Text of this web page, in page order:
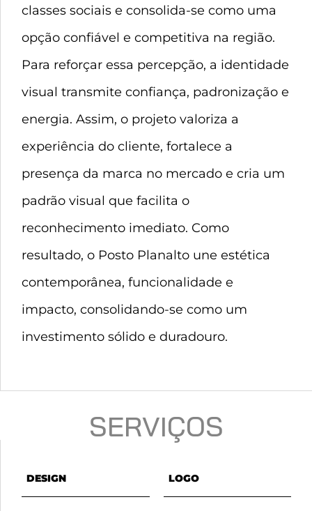
classes sociais e consolida-se como uma
opção confiável e competitiva na região.
Para reforçar essa percepção, a identidade
visual transmite confiança, padronização e
energia. Assim, o projeto valoriza a
experiência do cliente, fortalece a
presença da marca no mercado e cria um
padrão visual que facilita o
reconhecimento imediato. Como
resultado, o Posto Planalto une estética
contemporânea, funcionalidade e
impacto, consolidando-se como um
investimento sólido e duradouro.
SERVIÇOS
DESIGN LOGO